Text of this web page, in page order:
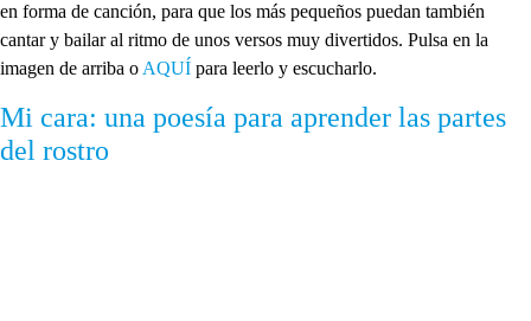
en forma de canción, para que los más pequeños puedan también
cantar y bailar al ritmo de unos versos muy divertidos. Pulsa en la
imagen de arriba o AQUÍ para leerlo y escucharlo.
Mi cara: una poesía para aprender las partes
del rostro